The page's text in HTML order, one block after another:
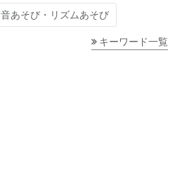
音あそび・リズムあそび
キーワード一覧